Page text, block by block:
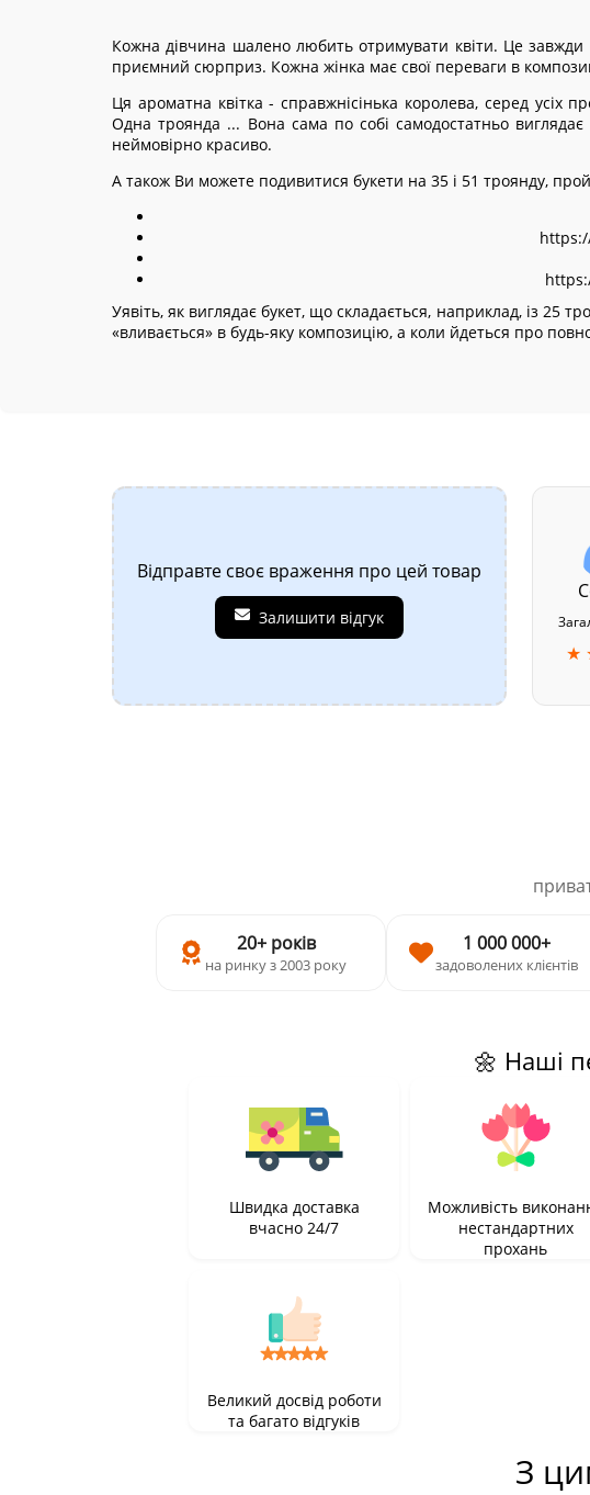
Кожна дівчина шалено любить отримувати квіти. Це
приємний сюрприз. Кожна жінка має свої переваги в
Ця ароматна квітка - справжнісінька королева, серед
Одна троянда ... Вона сама по собі самодостатньо виглядає
неймовірно красиво.
А також Ви можете подивитися букети на 35 і 51 троянду,
Уявіть, як виглядає букет, що складається, наприклад, із 25
«вливається» в будь-яку композицію, а коли йдеться про
Відправте своє враження про цей товар
Залишити відгук
★
20+ років
на ринку з 2003 року
1 000 000+
задоволених клієнтів
🌼 Наші
Швидка доставка
вчасно 24/7
Можливість
нестандартних
прохань
Великий досвід роботи
та багато відгуків
З